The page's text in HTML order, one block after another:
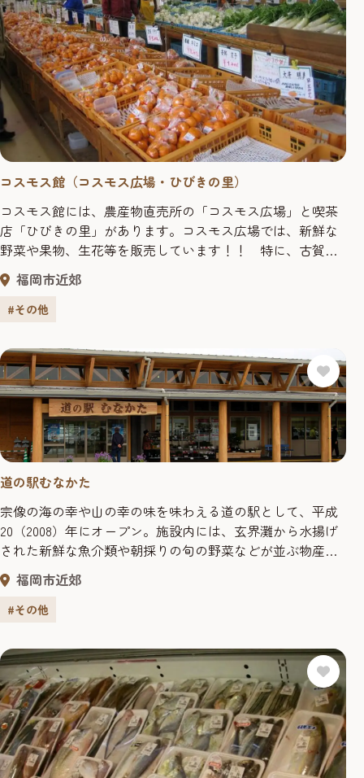
コスモス館（コスモス広場・ひびきの里）
コスモス館には、農産物直売所の「コスモス広場」と喫茶
店「ひびきの里」があります。コスモス広場では、新鮮な
野菜や果物、生花等を販売しています！！ 特に、古賀の
特産品の「スイートコーン」、「山見坂ネーブル」、「で
こぽん」等が大人気です。ひびきの里は、障がいがある人
もない人もともに働く喫茶店で、コーヒーや軽食だけでな
味わえます！！
福岡市近郊
#その他
道の駅むなかた
宗像の海の幸や山の幸の味を味わえる道の駅として、平成
20（2008）年にオープン。施設内には、玄界灘から水揚げ
された新鮮な魚介類や朝採りの旬の野菜などが並ぶ物産直
売所やレストラン、情報提供施設などがある。
福岡市近郊
#その他